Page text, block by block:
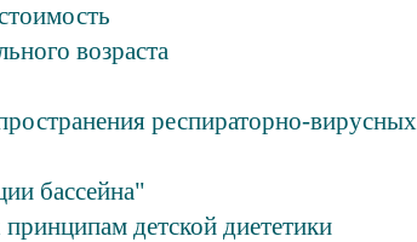
возраста
респираторно-вирусных
бассейна"
детской диететики